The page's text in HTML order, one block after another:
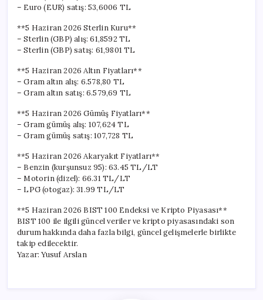
– Euro (EUR) satış: 53,6006 TL
**5 Haziran 2026 Sterlin Kuru**
– Sterlin (GBP) alış: 61,8592 TL
– Sterlin (GBP) satış: 61,9801 TL
**5 Haziran 2026 Altın Fiyatları**
– Gram altın alış: 6.578,80 TL
– Gram altın satış: 6.579,69 TL
**5 Haziran 2026 Gümüş Fiyatları**
– Gram gümüş alış: 107,624 TL
– Gram gümüş satış: 107,728 TL
**5 Haziran 2026 Akaryakıt Fiyatları**
– Benzin (kurşunsuz 95): 63.45 TL/LT
– Motorin (dizel): 66.31 TL/LT
– LPG (otogaz): 31.99 TL/LT
**5 Haziran 2026 BIST 100 Endeksi ve Kripto Piyasası**
BIST 100 ile ilgili güncel veriler ve kripto piyasasındaki son
durum hakkında daha fazla bilgi, güncel gelişmelerle birlikte
takip edilecektir.
Yazar: Yusuf Arslan